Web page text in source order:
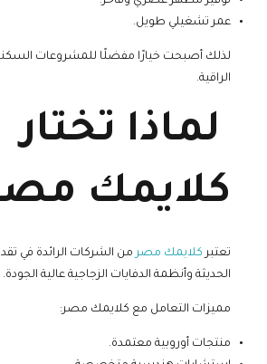
عمر تشغيلي طويل.
لذلك أصبحت خيارًا مفضلًا للمشروعات
الراقية.
لماذا تختار
كلايمك
تعتبركلايمك مصرمن الشركات الرائدة في
الحديثة وأنظمة الدفايات الزجاجية عالية الجودة.
مميزات التعامل مع كلايمك مصر:
منتجات أوروبية معتمدة.